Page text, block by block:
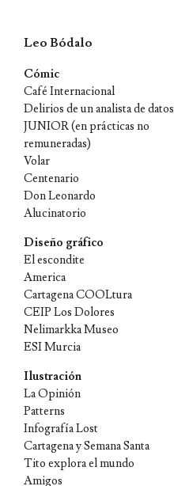
Leo Bódalo
Skip
to
content
Cómic
Café Internacional
Delirios de un analista de datos
JUNIOR (en prácticas no
remuneradas)
Volar
Centenario
Don Leonardo
Alucinatorio
Diseño gráfico
El escondite
America
Cartagena COOLtura
CEIP Los Dolores
Nelimarkka Museo
ESI Murcia
Ilustración
La Opinión
Patterns
Infografía Lost
Cartagena y Semana Santa
Tito explora el mundo
Amigos